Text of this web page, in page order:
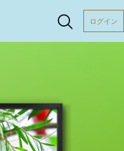
ログイン